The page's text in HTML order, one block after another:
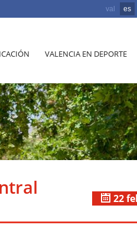
val es
VALENCIA EN DEPORTE
22